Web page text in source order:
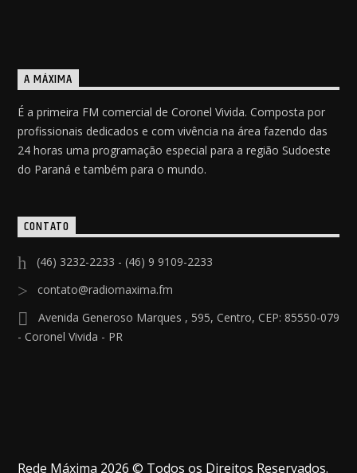
A MÁXIMA
É a primeira FM comercial de Coronel Vivida. Composta por
profissionais dedicados e com vivência na área fazendo das
24 horas uma programação especial para a região Sudoeste
do Paraná e também para o mundo.
CONTATO
(46) 3232-2233 - (46) 9 9109-2233
contato@radiomaxima.fm
Avenida Generoso Marques , 595, Centro, CEP: 85550-079
- Coronel Vivida - PR
Rede Máxima 2026 © Todos os Direitos Reservados.